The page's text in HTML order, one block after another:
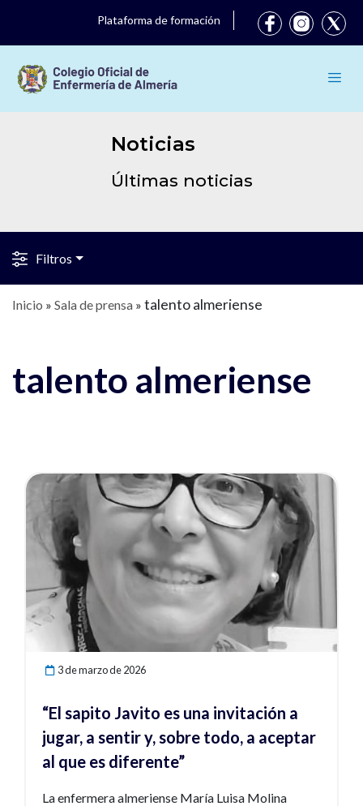
Plataforma de formación
Noticias
Últimas noticias
Filtros
Inicio » Sala de prensa » talento almeriense
talento almeriense
3 de marzo de 2026
“El sapito Javito es una invitación a
jugar, a sentir y, sobre todo, a aceptar
al que es diferente”
La enfermera almeriense María Luisa Molina
Ver noticia